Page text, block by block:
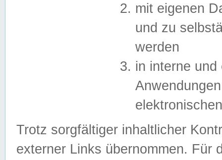
mit eigenen
und zu
werden
in interne
Trotz sorgfältiger inhaltlicher
externer Links übernommen. Für